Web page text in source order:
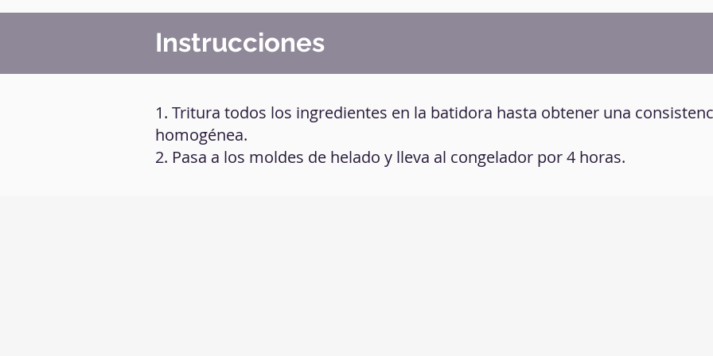
Instrucciones
1. Tritura todos los ingredientes en la batidora hasta obtener una
homogénea.
2. Pasa a los moldes de helado y lleva al congelador por 4 horas.